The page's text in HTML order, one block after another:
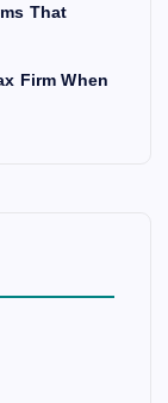
That
Firm When